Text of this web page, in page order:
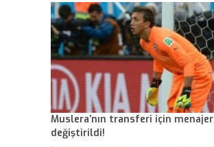
Muslera’nın transferi için menajer
değiştirildi!